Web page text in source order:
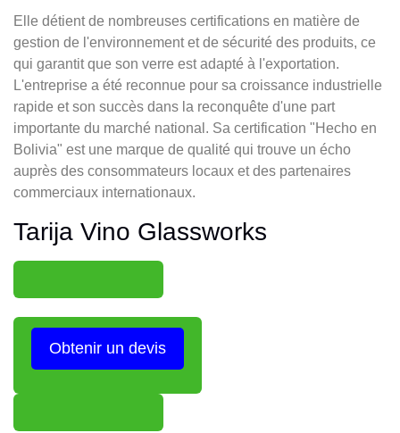
Elle détient de nombreuses certifications en matière de
gestion de l'environnement et de sécurité des produits, ce
qui garantit que son verre est adapté à l'exportation.
L'entreprise a été reconnue pour sa croissance industrielle
rapide et son succès dans la reconquête d'une part
importante du marché national. Sa certification "Hecho en
Bolivia" est une marque de qualité qui trouve un écho
auprès des consommateurs locaux et des partenaires
commerciaux internationaux.
Tarija Vino Glassworks
Obtenir un devis